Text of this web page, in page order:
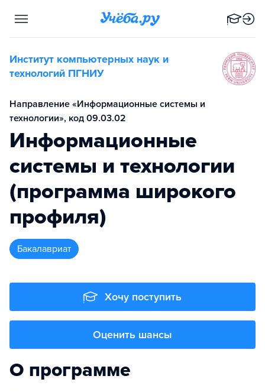
Институт компьютерных наук и
технологий ПГНИУ
Направление «Информационные системы и
технологии», код 09.03.02
Информационные
системы и технологии
(программа широкого
профиля)
бакалавриат
Хочу поступить
Оценить шансы
О программе